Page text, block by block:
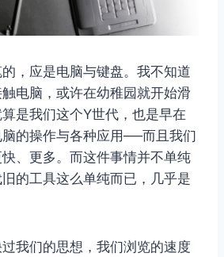
，应是电脑与键盘。我不知道
电脑，或许在幼稚园就开始滑
是我们这个Y世代，也是早在
的操作与各种应用──而且我们
、更多。而这件事情并不单纯
的工具这么单纯而已，几乎是
我们的思想，我们浏览的速度